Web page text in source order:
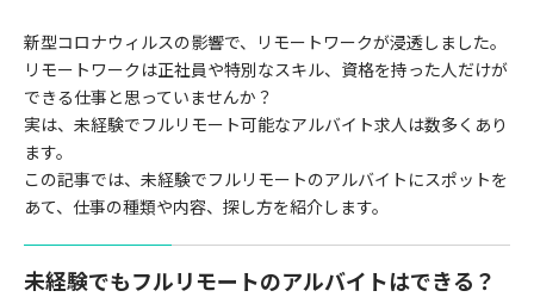
新型コロナウィルスの影響で、リモートワークが浸透しました。
リモートワークは正社員や特別なスキル、資格を持った人だけが
できる仕事と思っていませんか？
実は、未経験でフルリモート可能なアルバイト求人は数多くあり
ます。
この記事では、未経験でフルリモートのアルバイトにスポットを
あて、仕事の種類や内容、探し方を紹介します。
未経験でもフルリモートのアルバイトはできる？